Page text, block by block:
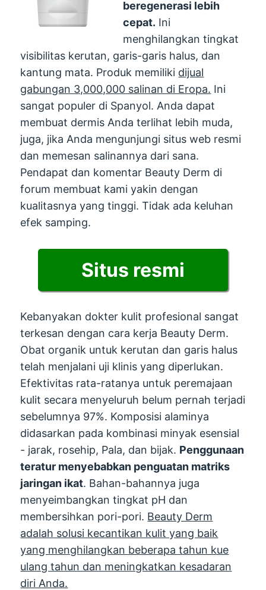
beregenerasi lebih
cepat. Ini
menghilangkan tingkat
visibilitas kerutan, garis-garis halus, dan
kantung mata. Produk memiliki dijual
gabungan 3,000,000 salinan di Eropa. Ini
sangat populer di Spanyol. Anda dapat
membuat dermis Anda terlihat lebih muda,
juga, jika Anda mengunjungi situs web resmi
dan memesan salinannya dari sana.
Pendapat dan komentar Beauty Derm di
forum membuat kami yakin dengan
kualitasnya yang tinggi. Tidak ada keluhan
efek samping.
Situs resmi
Kebanyakan dokter kulit profesional sangat
terkesan dengan cara kerja Beauty Derm.
Obat organik untuk kerutan dan garis halus
telah menjalani uji klinis yang diperlukan.
Efektivitas rata-ratanya untuk peremajaan
kulit secara menyeluruh belum pernah terjadi
sebelumnya 97%. Komposisi alaminya
didasarkan pada kombinasi minyak esensial
- jarak, rosehip, Pala, dan bijak. Penggunaan
teratur menyebabkan penguatan matriks
jaringan ikat. Bahan-bahannya juga
menyeimbangkan tingkat pH dan
membersihkan pori-pori. Beauty Derm
adalah solusi kecantikan kulit yang baik
yang menghilangkan beberapa tahun kue
ulang tahun dan meningkatkan kesadaran
diri Anda.